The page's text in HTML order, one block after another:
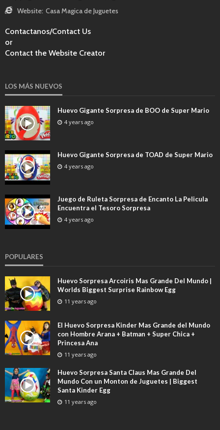
Website: Casa Magica de Juguetes
Contactanos/Contact Us
or
Contact the Website Creator
LOS MÁS NUEVOS
Huevo Gigante Sorpresa de BOO de Super Mario
4 years ago
Huevo Gigante Sorpresa de TOAD de Super Mario
4 years ago
Juego de Ruleta Sorpresa de Encanto La Pelicula
Encuentra el Tesoro Sorpresa
4 years ago
POPULARES
Huevo Sorpresa Arcoiris Mas Grande Del Mundo |
Worlds Biggest Surprise Rainbow Egg
11 years ago
El Huevo Sorpresa Kinder Mas Grande del Mundo
con Hombre Arana + Batman + Super Chica +
Princesa Ana
11 years ago
Huevo Sorpresa Santa Claus Mas Grande Del
Mundo Con un Monton de Juguetes | Biggest
Santa Kinder Egg
11 years ago